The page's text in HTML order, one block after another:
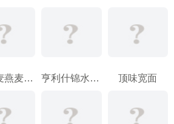
米小麦燕麦片早餐谷类食品 亨利什锦水果干原味麦片 顶味宽面